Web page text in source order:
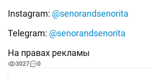
Instagram: @senorandsenorita
Telegram: @senorandsenorita
На правах рекламы
3027 0